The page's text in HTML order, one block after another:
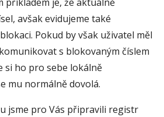
avšak evidujeme také
Pokud by však uživatel měl
s blokovaným číslem
si ho pro sebe lokálně
mu normálně dovolá.
jsme pro Vás připravili registr